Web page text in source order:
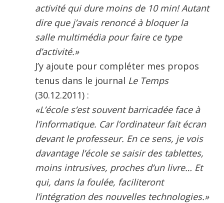
activité qui dure moins de 10 min! Autant
dire que j’avais renoncé à bloquer la
salle multimédia pour faire ce type
d’activité.»
J’y ajoute pour compléter mes propos
tenus dans le journal Le Temps
(30.12.2011) :
«L’école s’est souvent barricadée face à
l’informatique. Car l’ordinateur fait écran
devant le professeur. En ce sens, je vois
davantage l’école se saisir des tablettes,
moins intrusives, proches d’un livre… Et
qui, dans la foulée, faciliteront
l’intégration des nouvelles technologies.»